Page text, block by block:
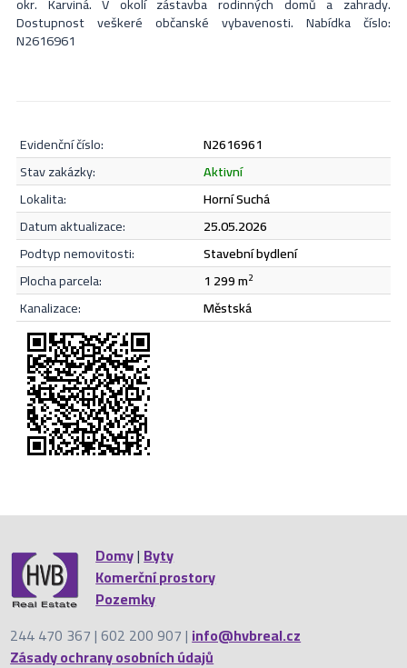
Souhlasím sezásadami ochrany osobních údajů.
Odeslat
Dostupnost veškeré občanské vybavenosti. Nabídka číslo:
N2616961
evidenční číslo:
N2616961
stav zakázky:
aktivní
lokalita:
Horní Suchá
datum aktualizace:
25.05.2026
podtyp nemovitosti:
stavební bydlení
plocha parcela:
1 299 m2
kanalizace: městská
Domy|Byty
Komerční prostory
Pozemky
244 470 367 | 602 200 907 |info@hvbreal.cz
Zásady ochrany osobních údajů